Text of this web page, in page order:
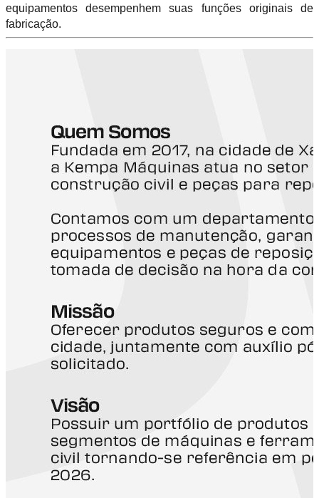
equipamentos desempenhem suas funções originais de
fabricação.